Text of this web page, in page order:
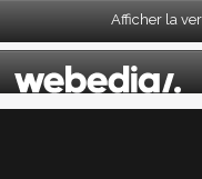
Afficher la